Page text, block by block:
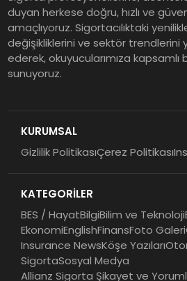
Şekerbank
Sonuçları
EY Küresel
Dayanıklılık
duyan herkese doğru, hızlı ve
amaçlıyoruz. Sigortacılıktaki
değişikliklerini ve sektör trendlerini
ederek, okuyucularımıza kapsamlı
sunuyoruz.
KURUMSAL
Gizlilik PolitikasıÇerez Politikası
KATEGORİLER
BES / HayatBilgiBilim ve Teknoloji
EkonomiEnglishFinansFoto Galeri
Insurance NewsKöşe Yazıları
SigortaSosyal Medya
Allianz Sigorta Şikayet ve